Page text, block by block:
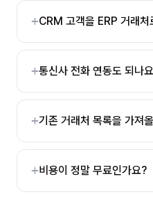
CRM 고객을 ERP 거래
통신사 전화 연동도 되나
기존 거래처 목록을 가져
비용이 정말 무료인가요?